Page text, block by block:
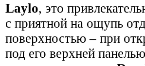
Laylo, это
с приятной на ощупь
поверхностью – при
под его верхней